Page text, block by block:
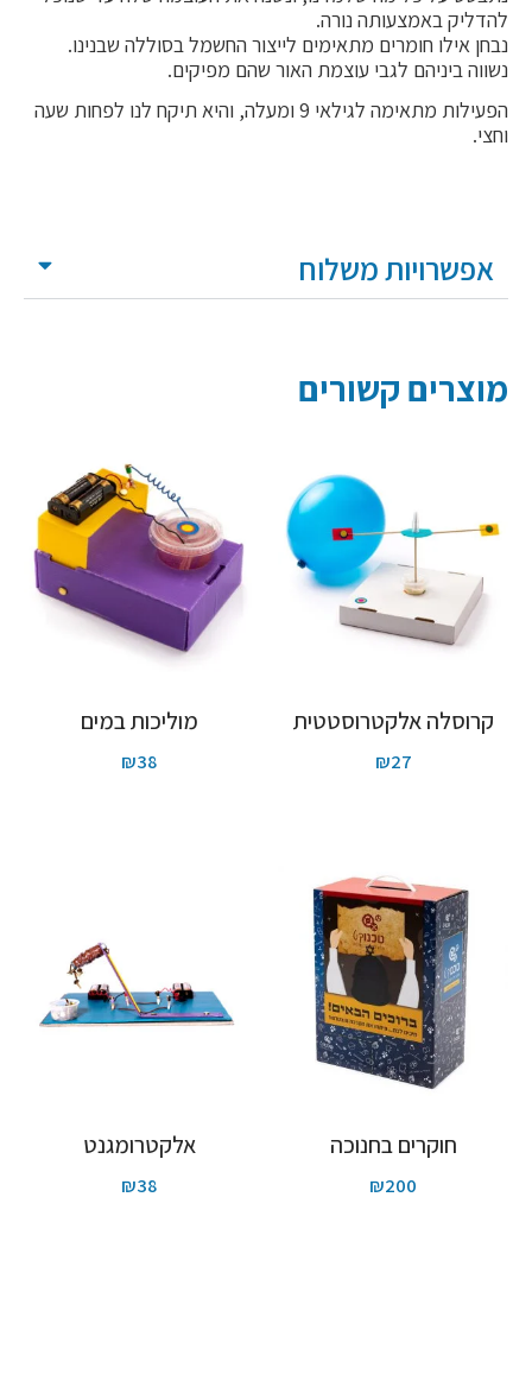
להדליק באמצעותה נורה.
נבחן אילו חומרים מתאימים לייצור החשמל בסוללה שבנינו.
נשווה ביניהם לגבי עוצמת האור שהם מפיקים.
הפעילות מתאימה לגילאי 9 ומעלה, והיא תיקח לנו לפחות שעה
וחצי.
אפשרויות משלוח
מוצרים קשורים
קרוסלה אלקטרוסטטית
₪27
מוליכות במים
₪38
חוקרים בחנוכה
₪200
אלקטרומגנט
₪38